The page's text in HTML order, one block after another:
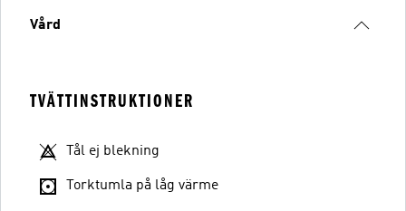
Vård
TVÄTTINSTRUKTIONER
Tål ej blekning
Torktumla på låg värme